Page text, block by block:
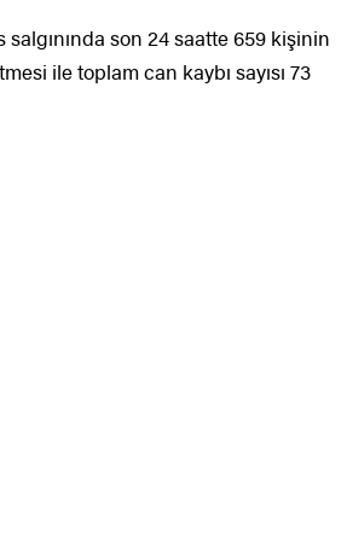
salgınında son 24 saatte 659 kişinin
ile toplam can kaybı sayısı 73